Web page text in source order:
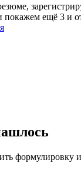
покажем ещё 3 и
формулировку